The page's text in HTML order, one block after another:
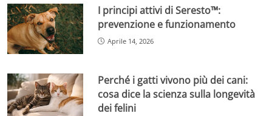
I principi attivi di Seresto™:
prevenzione e funzionamento
Aprile 14, 2026
Perché i gatti vivono più dei cani:
cosa dice la scienza sulla longevità
dei felini